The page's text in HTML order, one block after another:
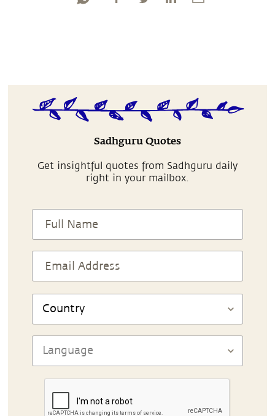
Sadhguru Quotes
Get insightful quotes from Sadhguru daily
right in your mailbox.